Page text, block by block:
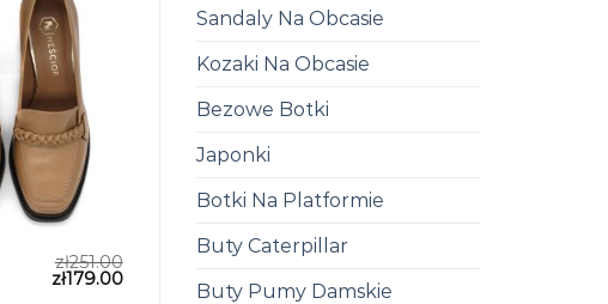
Sandaly Na Obcasie
Kozaki Na Obcasie
Bezowe Botki
Japonki
Botki Na Platformie
Buty Caterpillar
Buty Pumy Damskie
zł251.00
zł179.00